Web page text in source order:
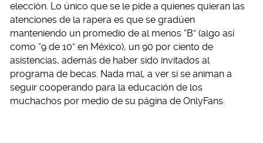
elección. Lo único que se le pide a quienes quieran las
atenciones de la rapera es que se gradúen
manteniendo un promedio de al menos “B” (algo así
como “9 de 10” en México), un 90 por ciento de
asistencias, además de haber sido invitados al
programa de becas. Nada mal, a ver si se animan a
seguir cooperando para la educación de los
muchachos por medio de su página de OnlyFans.